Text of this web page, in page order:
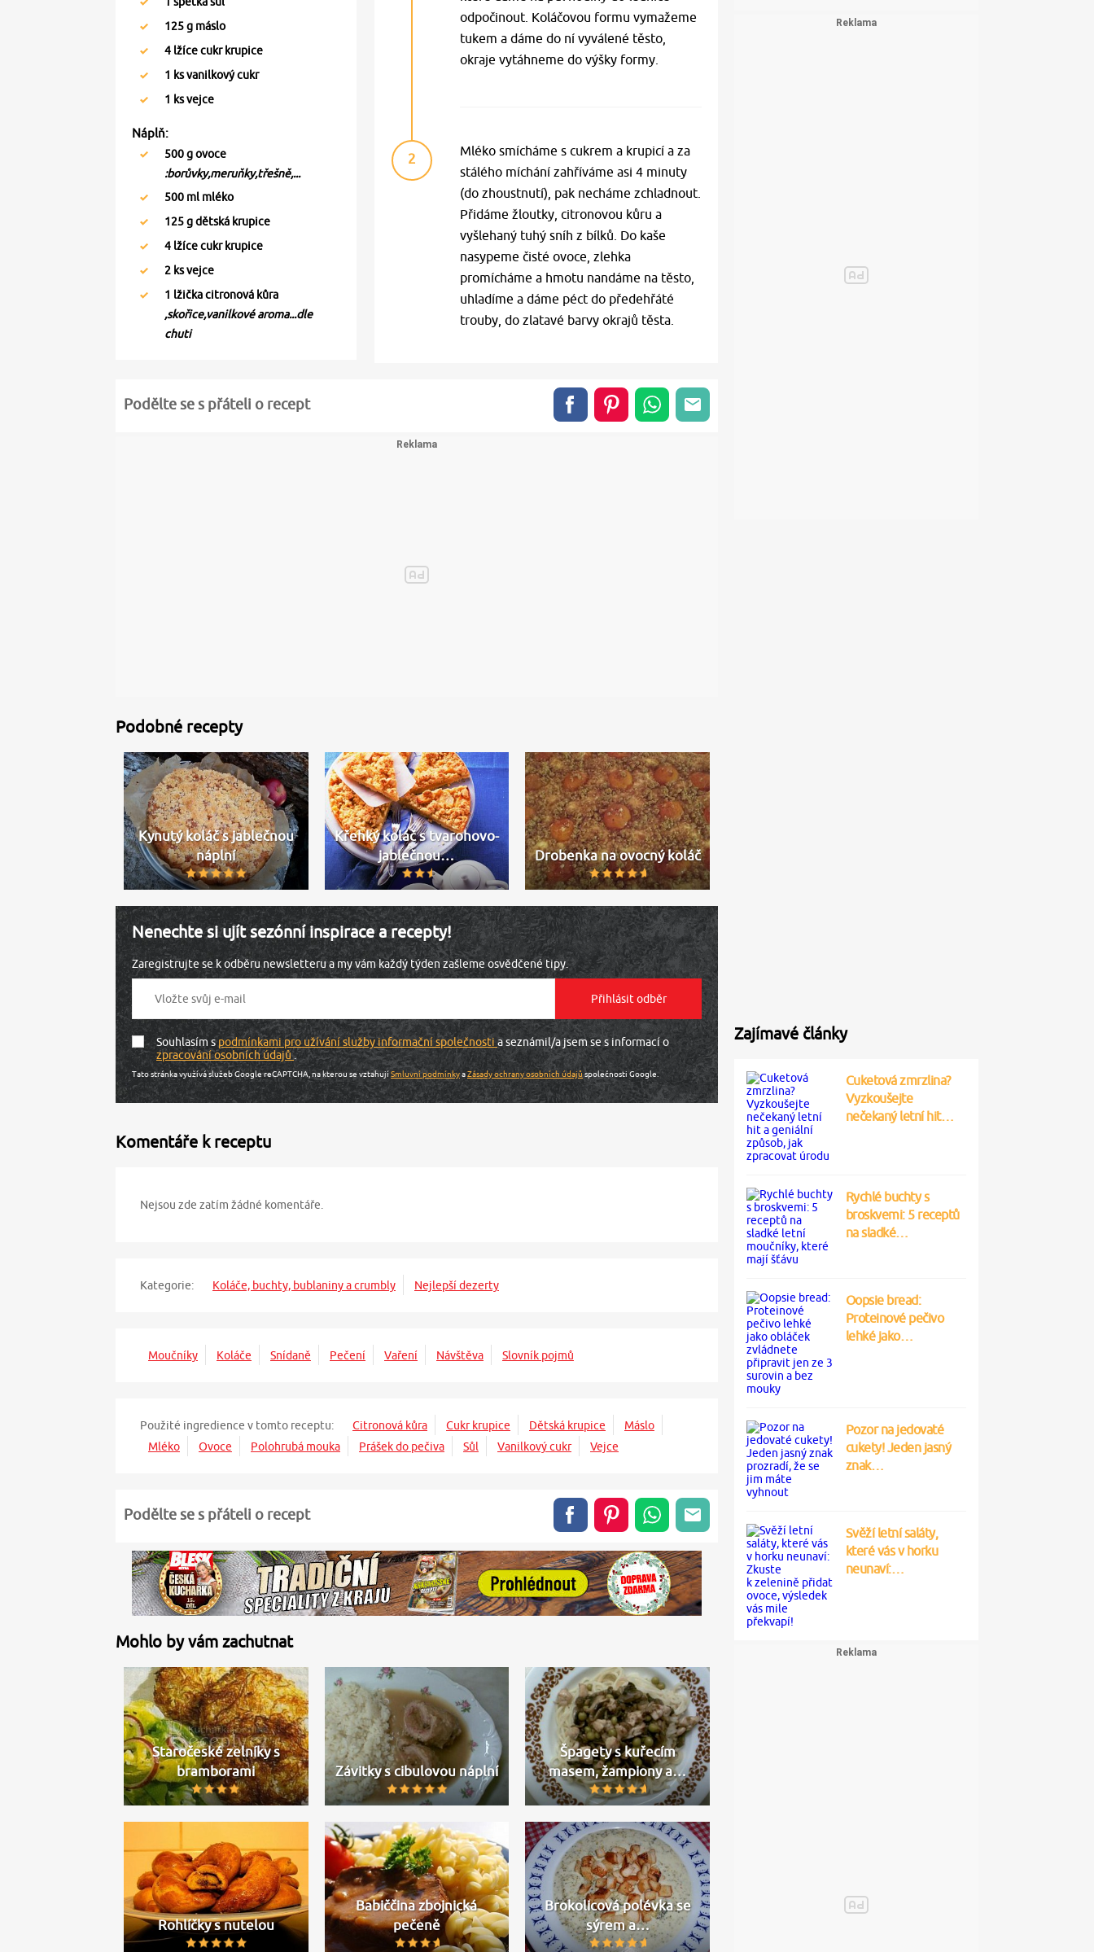
125g máslo
4 lžíce cukr krupice
1 ks vanilkový cukr
1 ks vejce
Náplň:
500g ovoce
:borůvky,meruňky,třešně,...
500 ml mléko
125g dětská krupice
4 lžíce cukr krupice
2 ks vejce
1 lžička citronová kůra
,skořice,vanilkové aroma...dle
chuti
odpočinout. Koláčovou formu vymažeme
tukem a dáme do ní vyválené těsto,
okraje vytáhneme do výšky formy.
2
Mléko smícháme s cukrem a krupicí a za
stálého míchání zahříváme asi 4 minuty
(do zhoustnutí), pak necháme zchladnout.
Přidáme žloutky, citronovou kůru a
vyšlehaný tuhý sníh z bílků. Do kaše
nasypeme čisté ovoce, zlehka
promícháme a hmotu nandáme na těsto,
uhladíme a dáme péct do předehřáté
trouby, do zlatavé barvy okrajů těsta.
Podělte se s přáteli o recept
Podobné recepty
Kynutý koláč s jablečnou
náplní
Křehký koláč s tvarohovo-
jablečnou…
Drobenka na ovocný koláč
Nenechte si ujít sezónní inspirace a recepty!
Zaregistrujte se k odběru newsletteru a my vám každý týden zašleme osvědčené tipy.
Souhlasím spodmínkami pro užívání služby informační společnosti a seznámil/a jsem se s informací o
zpracování osobních údajů.
Tato stránka využívá služeb Google reCAPTCHA, na kterou se vztahujíSmluvní podmínkyaZásady ochrany osobních údajůspolečnosti Google.
Komentáře k receptu
Nejsou zde zatím žádné komentáře.
Kategorie: Koláče, buchty, bublaniny a crumbly Nejlepší dezerty
Moučníky Koláče Snídaně Pečení Vaření Návštěva Slovník pojmů
Použité ingredience v tomto receptu: Citronová kůra Cukr krupice Dětská krupice
Máslo
Mléko
Ovoce Polohrubá mouka Prášek do pečiva Sůl Vanilkový cukr Vejce
Podělte se s přáteli o recept
Mohlo by vám zachutnat
Staročeské zelníky s
bramborami
Závitky s cibulovou náplní
Špagety s kuřecím
masem, žampiony a…
Rohlíčky s nutelou
Babiččina zbojnická
pečeně
Brokolicová polévka se
sýrem a…
Zajímavé články
Cuketová zmrzlina?
Vyzkoušejte
nečekaný letní hit…
Rychlé buchty s
broskvemi: 5 receptů
na sladké…
Oopsie bread:
Proteinové pečivo
lehké jako…
Pozor na jedovaté
cukety! Jeden jasný
znak…
Svěží letní saláty,
které vás v horku
neunaví:…